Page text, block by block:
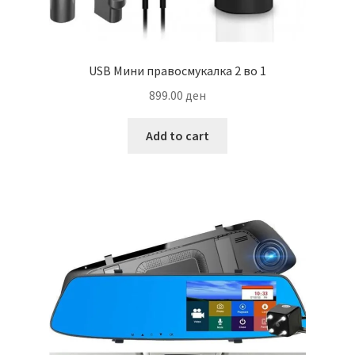
USB Мини правосмукалка 2 во 1
899.00 ден
Add to cart